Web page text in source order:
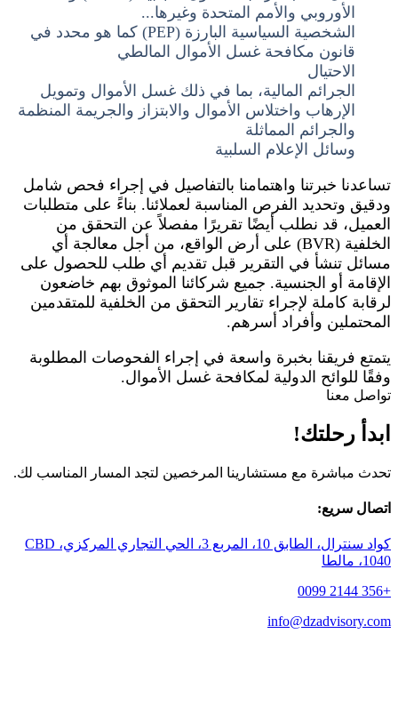
الأوروبي والأمم المتحدة وغيرها...
الشخصية السياسية البارزة (PEP) كما هو محدد في
قانون مكافحة غسل الأموال المالطي
الاحتيال
الجرائم المالية، بما في ذلك غسل الأموال وتمويل
الإرهاب واختلاس الأموال والابتزاز والجريمة المنظمة
والجرائم المماثلة
وسائل الإعلام السلبية
تساعدنا خبرتنا واهتمامنا بالتفاصيل في إجراء فحص شامل
ودقيق وتحديد الفرص المناسبة لعملائنا. بناءً على متطلبات
العميل، قد نطلب أيضًا تقريرًا مفصلاً عن التحقق من
الخلفية (BVR) على أرض الواقع، من أجل معالجة أي
مسائل تنشأ في التقرير قبل تقديم أي طلب للحصول على
الإقامة أو الجنسية. جميع شركائنا الموثوق بهم خاضعون
لرقابة كاملة لإجراء تقارير التحقق من الخلفية للمتقدمين
المحتملين وأفراد أسرهم.
يتمتع فريقنا بخبرة واسعة في إجراء الفحوصات المطلوبة
وفقًا للوائح الدولية لمكافحة غسل الأموال.
تواصل معنا
ابدأ رحلتك!
تحدث مباشرة مع مستشارينا المرخصين لتجد المسار المناسب لك.
اتصال سريع:
كواد سنترال، الطابق 10، المربع 3، الحي التجاري المركزي، CBD
1040، مالطا
+356 2144 0099
info@dzadvisory.com